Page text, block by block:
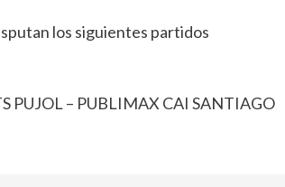
los siguientes partidos
PUJOL – PUBLIMAX CAI SANTIAGO